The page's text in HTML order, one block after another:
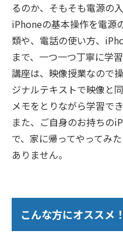
るのか、そもそも電源の
iPhoneの基本操作を電源
類や、電話の使い方、
まで、一つ一つ丁寧に学
講座は、映像授業なので
ジナルテキストで映像と
メモをとりながら学習でき
また、ご自身のお持ちの
で、家に帰ってやってみ
ありません。
こんな方にオススメ！